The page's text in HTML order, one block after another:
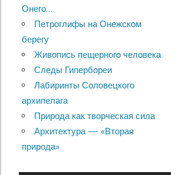
Онего…
Петроглифы на Онежском
берегу
Живопись пещерного человека
Следы Гипербореи
Лабиринты Соловецкого
архипелага
Природа как творческая сила
Архитектура — «Вторая
природа»